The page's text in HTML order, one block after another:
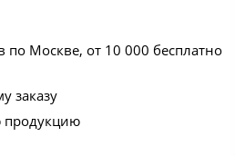
по Москве, от 10 000 бесплатно
заказу
продукцию